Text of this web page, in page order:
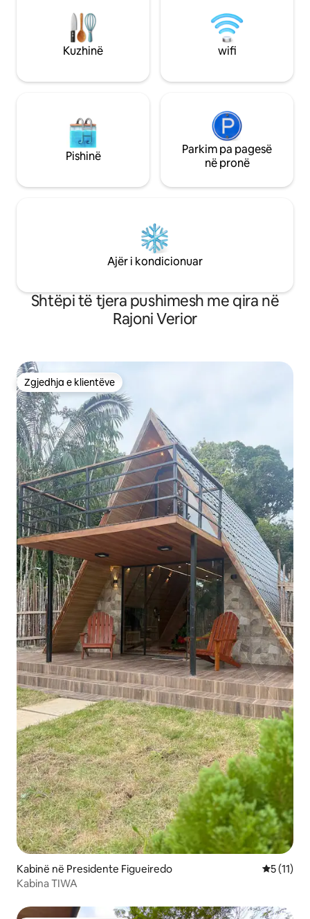
dizajnin dhe ngrohtësinë, duke krijuar
një atmosferë intime dhe komode,
ideale si për relaksim ashtu edhe për
shoqërim.
kuzhinë me plan
ndenjjeje të
skaj dhe tingujt e
Kuzhinë wifi
Pishinë
Parkim pa pagesë
në pronë
Ajër i kondicionuar
Shtëpi të tjera pushimesh me qira në
Rajoni Verior
Zgjedhja e klientëve
Zgjedhja e klientëve
Kabinë në Presidente Figueiredo Vlerësimi
5 (11)
Kabina TIWA